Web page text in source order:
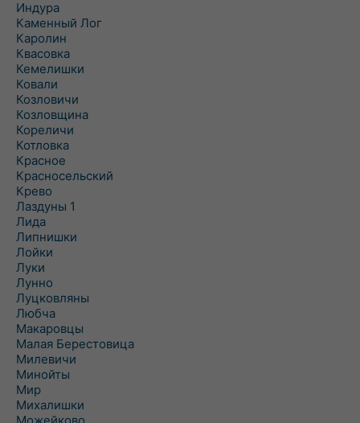
Индура
Каменный Лог
Каролин
Квасовка
Кемелишки
Ковали
Козловичи
Козловщина
Кореличи
Котловка
Красное
Красносельский
Крево
Лаздуны 1
Лида
Липнишки
Лойки
Луки
Лунно
Луцковляны
Любча
Макаровцы
Малая Берестовица
Милевичи
Минойты
Мир
Михалишки